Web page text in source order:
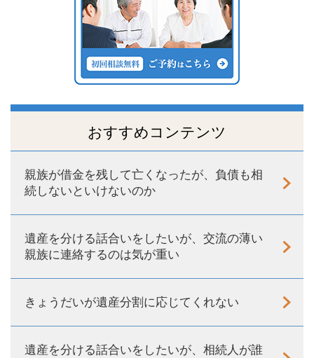
おすすめコンテンツ
親族が借金を残して亡くなったが、負債も相
続しないといけないのか
遺産を分ける話合いをしたいが、交流の薄い
親族に連絡するのは気が重い
きょうだいが遺産分割に応じてくれない
遺産を分ける話合いをしたいが、相続人が誰